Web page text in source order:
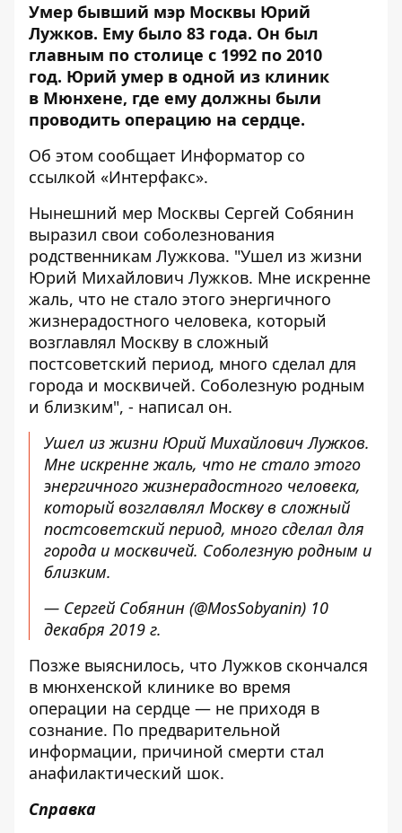
Умер бывший мэр Москвы Юрий
Лужков. Ему было 83 года. Он был
главным по столице с 1992 по 2010
год. Юрий умер в одной из клиник
в Мюнхене, где ему должны были
проводить операцию на сердце.
Об этом сообщает Информатор со
ссылкой «Интерфакс».
Нынешний мер Москвы Сергей Собянин
выразил свои соболезнования
родственникам Лужкова. "Ушел из жизни
Юрий Михайлович Лужков. Мне искренне
жаль, что не стало этого энергичного
жизнерадостного человека, который
возглавлял Москву в сложный
постсоветский период, много сделал для
города и москвичей. Соболезную родным
и близким", - написал он.
Ушел из жизни Юрий Михайлович Лужков.
Мне искренне жаль, что не стало этого
энергичного жизнерадостного человека,
который возглавлял Москву в сложный
постсоветский период, много сделал для
города и москвичей. Соболезную родным и
близким.
— Сергей Собянин (@MosSobyanin) 10
декабря 2019 г.
Позже выяснилось, что Лужков скончался
в мюнхенской клинике во время
операции на сердце — не приходя в
сознание. По предварительной
информации, причиной смерти стал
анафилактический шок.
Справка